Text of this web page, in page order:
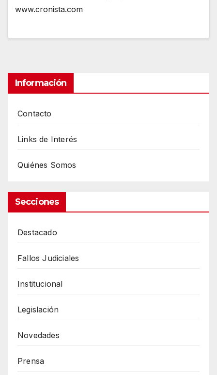
www.cronista.com
Información
Contacto
Links de Interés
Quiénes Somos
Secciones
Destacado
Fallos Judiciales
Institucional
Legislación
Novedades
Prensa